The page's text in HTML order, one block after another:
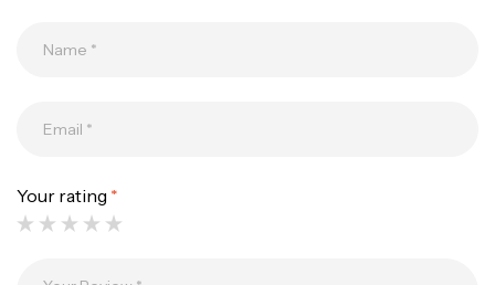
Your rating *
1.83m 120/250gr 30kg